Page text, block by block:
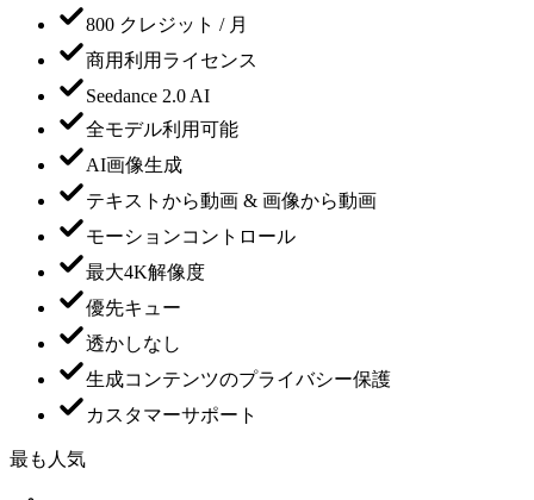
800 クレジット / 月
商用利用ライセンス
Seedance 2.0 AI
全モデル利用可能
AI画像生成
テキストから動画 & 画像から動画
モーションコントロール
最大4K解像度
優先キュー
透かしなし
生成コンテンツのプライバシー保護
カスタマーサポート
最も人気